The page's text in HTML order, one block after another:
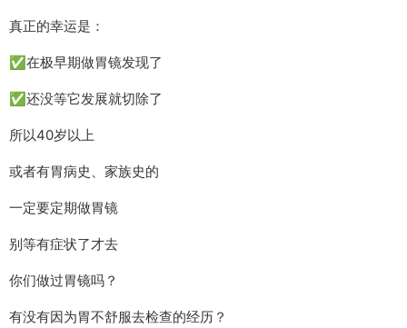
真正的幸运是：
✅在极早期做胃镜发现了
✅还没等它发展就切除了
所以40岁以上
或者有胃病史、家族史的
一定要定期做胃镜
别等有症状了才去
你们做过胃镜吗？
有没有因为胃不舒服去检查的经历？